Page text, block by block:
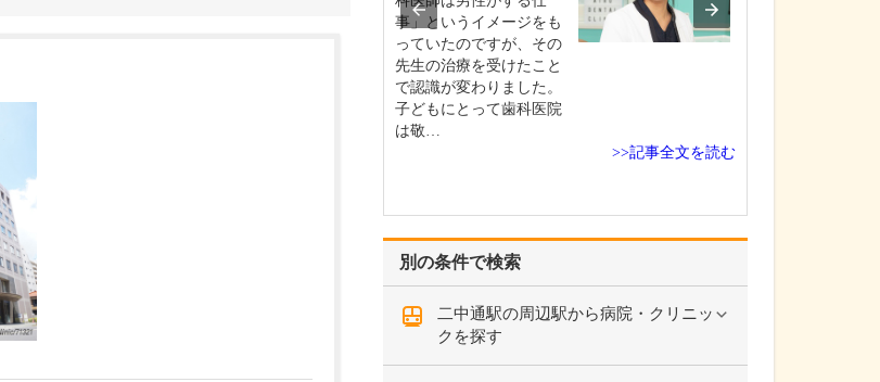
別の条件で検索
二中通駅の周辺駅から病院・クリニッ
クを探す
事」というイメージをも
っていたのですが、その
先生の治療を受けたこと
で認識が変わりました。
子どもにとって歯科医院
は敬…
>>記事全文を読む